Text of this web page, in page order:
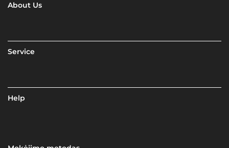
About Us
Service
Help